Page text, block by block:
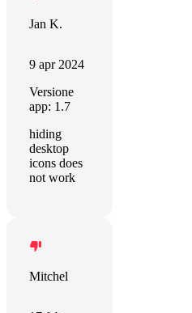
Jan K.
9 apr 2024
Versione
app: 1.7
hiding
desktop
icons does
not work
Mitchel